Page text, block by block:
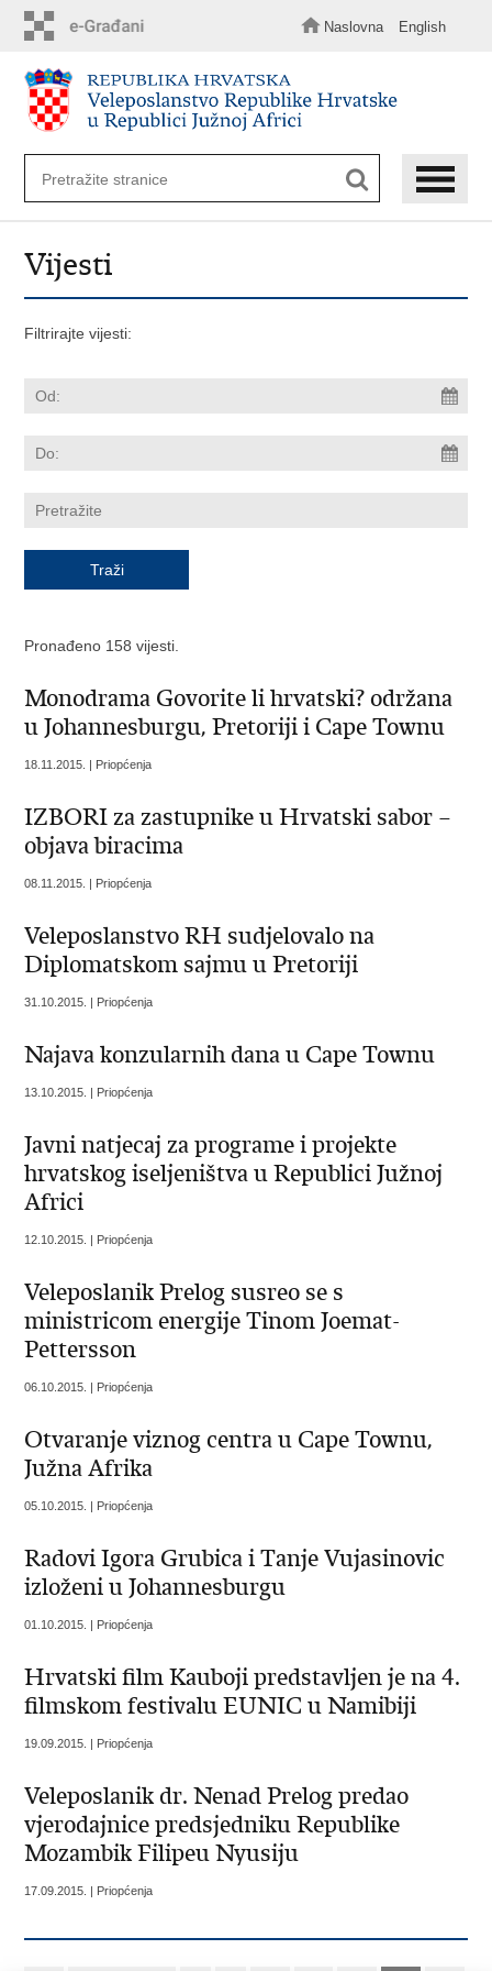
sadržaj
Naslovna English
Vijesti
Filtrirajte vijesti:
Pronađeno 158 vijesti.
Monodrama Govorite li hrvatski? održana
u Johannesburgu, Pretoriji i Cape Townu
18.11.2015. | Priopćenja
IZBORI za zastupnike u Hrvatski sabor –
objava biracima
08.11.2015. | Priopćenja
Veleposlanstvo RH sudjelovalo na
Diplomatskom sajmu u Pretoriji
31.10.2015. | Priopćenja
Najava konzularnih dana u Cape Townu
13.10.2015. | Priopćenja
Javni natjecaj za programe i projekte
hrvatskog iseljeništva u Republici Južnoj
Africi
12.10.2015. | Priopćenja
Veleposlanik Prelog susreo se s
ministricom energije Tinom Joemat-
Pettersson
06.10.2015. | Priopćenja
Otvaranje viznog centra u Cape Townu,
Južna Afrika
05.10.2015. | Priopćenja
Radovi Igora Grubica i Tanje Vujasinovic
izloženi u Johannesburgu
01.10.2015. | Priopćenja
Hrvatski film Kauboji predstavljen je na 4.
filmskom festivalu EUNIC u Namibiji
19.09.2015. | Priopćenja
Veleposlanik dr. Nenad Prelog predao
vjerodajnice predsjedniku Republike
Mozambik Filipeu Nyusiju
17.09.2015. | Priopćenja